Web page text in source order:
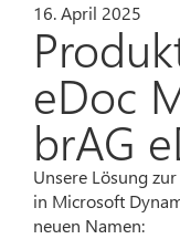
16. April 2025
eDoc
brAG
Unsere Lösung
in Microsoft
neuen Namen: